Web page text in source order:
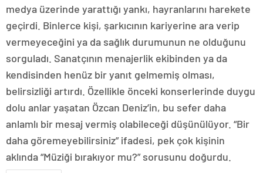
medya üzerinde yarattığı yankı, hayranlarını harekete
geçirdi. Binlerce kişi, şarkıcının kariyerine ara verip
vermeyeceğini ya da sağlık durumunun ne olduğunu
sorguladı. Sanatçının menajerlik ekibinden ya da
kendisinden henüz bir yanıt gelmemiş olması,
belirsizliği artırdı. Özellikle önceki konserlerinde duygu
dolu anlar yaşatan Özcan Deniz’in, bu sefer daha
anlamlı bir mesaj vermiş olabileceği düşünülüyor. “Bir
daha göremeyebilirsiniz” ifadesi, pek çok kişinin
aklında “Müziği bırakıyor mu?” sorusunu doğurdu.